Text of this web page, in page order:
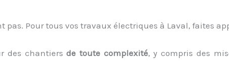
pas. Pour tous vos travaux électriques à Laval, faites
des chantiersde toute complexité, y compris des